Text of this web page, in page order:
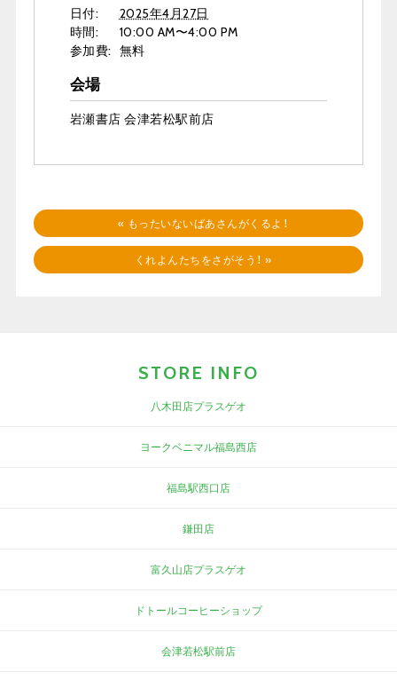
日付:
2025年4月27日
時間:
10:00 AM〜4:00 PM
参加費: 無料
会場
岩瀬書店 会津若松駅前店
« もったいないばあさんがくるよ！
くれよんたちをさがそう！ »
STORE INFO
八木田店プラスゲオ
ヨークベニマル福島西店
福島駅西口店
鎌田店
富久山店プラスゲオ
ドトールコーヒーショップ
会津若松駅前店